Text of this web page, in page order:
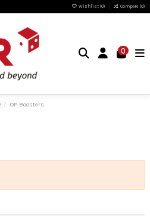
Wishlist (0) Compare (0)
0
OP Boosters